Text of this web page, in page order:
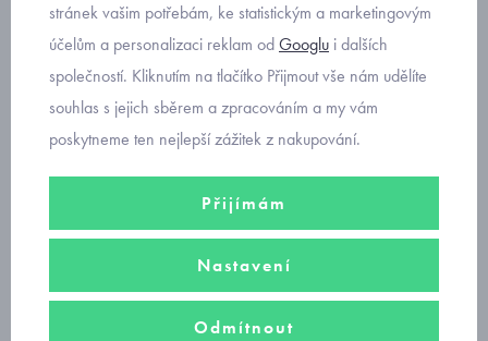
kojenecká souprava se
žirafou pro chlapečka
Mayoral 1509-58
stránek vašim potřebám, ke statistickým a marketingovým
účelům a personalizaci reklam odGooglu i dalších
společností. Kliknutím na tlačítko Přijmout vše nám udělíte
souhlas s jejich sběrem a zpracováním a my vám
poskytneme ten nejlepší zážitek z nakupování.
Přijímám
Nastavení
Odmítnout